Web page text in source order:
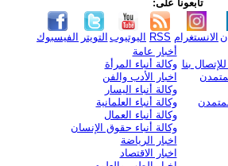
تابعونا على:
الفيسبوك التويتر اليوتيوب RSS الانستغرام
بنا
أخبار عامة
وكالة أنباء المرأة
اخبار الأدب والفن
وكالة أنباء اليسار
وكالة أنباء العلمانية
وكالة أنباء العمال
وكالة أنباء حقوق الإنسان
اخبار الرياضة
اخبار الاقتصاد